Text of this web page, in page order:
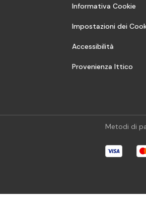
Informativa Cookie
Impostazioni dei
Accessibilità
Provenienza Ittico
Metodi di